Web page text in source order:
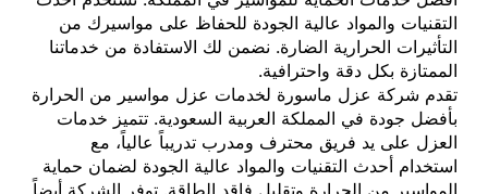
التقنيات والمواد عالية الجودة للحفاظ على مواسيرك من
التأثيرات الحرارية الضارة. نضمن لك الاستفادة من خدماتنا
الممتازة بكل دقة واحترافية.
تقدم شركة عزل ماسورة لخدمات عزل مواسير من الحرارة
بأفضل جودة في المملكة العربية السعودية. تتميز خدمات
العزل على يد فريق محترف ومدرب تدريباً عالياً، مع
استخدام أحدث التقنيات والمواد عالية الجودة لضمان حماية
المواسير من الحرارة وتقليل فاقد الطاقة. توفر الشركة أيضاً